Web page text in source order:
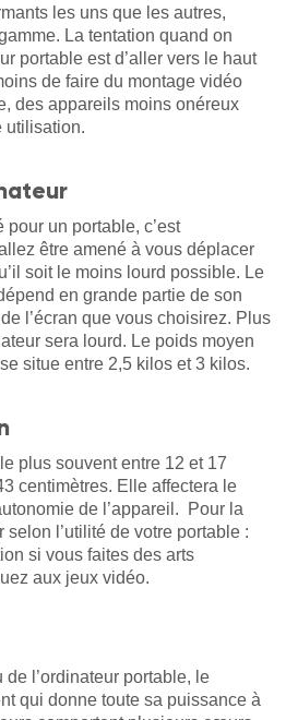
les uns que les autres,
La tentation quand on
portable est d’aller vers le haut
de faire du montage vidéo
des appareils moins onéreux
utilisation.
un portable, c’est
être amené à vous déplacer
soit le moins lourd possible. Le
en grande partie de son
l’écran que vous choisirez. Plus
sera lourd. Le poids moyen
situe entre 2,5 kilos et 3 kilos.
plus souvent entre 12 et 17
centimètres. Elle affectera le
de l’appareil. Pour la
l’utilité de votre portable :
si vous faites des arts
aux jeux vidéo.
l’ordinateur portable, le
qui donne toute sa puissance à